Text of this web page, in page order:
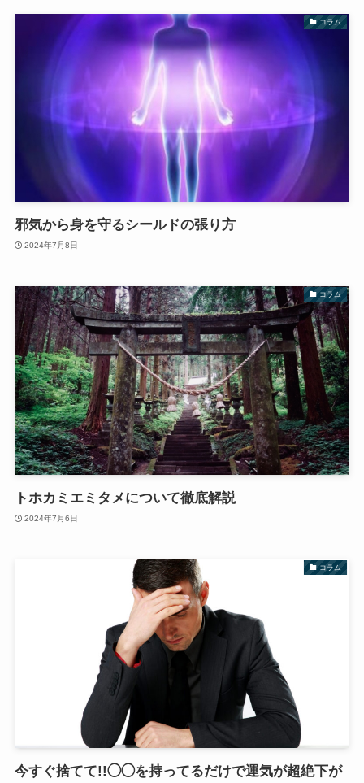
コラム
邪気から身を守るシールドの張り方
2024年7月8日
コラム
トホカミエミタメについて徹底解説
2024年7月6日
コラム
今すぐ捨てて!!◯◯を持ってるだけで運気が超絶下が